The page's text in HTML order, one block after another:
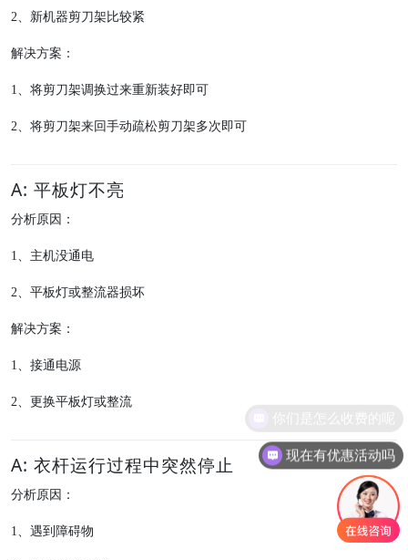
2、新机器剪刀架比较紧
解决方案：
1、将剪刀架调换过来重新装好即可
2、将剪刀架来回手动疏松剪刀架多次即可
A: 平板灯不亮
分析原因：
1、主机没通电
2、平板灯或整流器损坏
解决方案：
1、接通电源
2、更换平板灯或整流
A: 衣杆运行过程中突然停止
分析原因：
1、遇到障碍物
现在有优惠活动吗